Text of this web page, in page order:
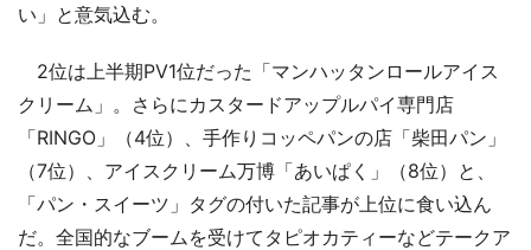
い」と意気込む。
2位は上半期PV1位だった「マンハッタンロールアイス
クリーム」。さらにカスタードアップルパイ専門店
「RINGO」（4位）、手作りコッペパンの店「柴田パン」
（7位）、アイスクリーム万博「あいぱく」（8位）と、
「パン・スイーツ」タグの付いた記事が上位に食い込ん
だ。全国的なブームを受けてタピオカティーなどテークア